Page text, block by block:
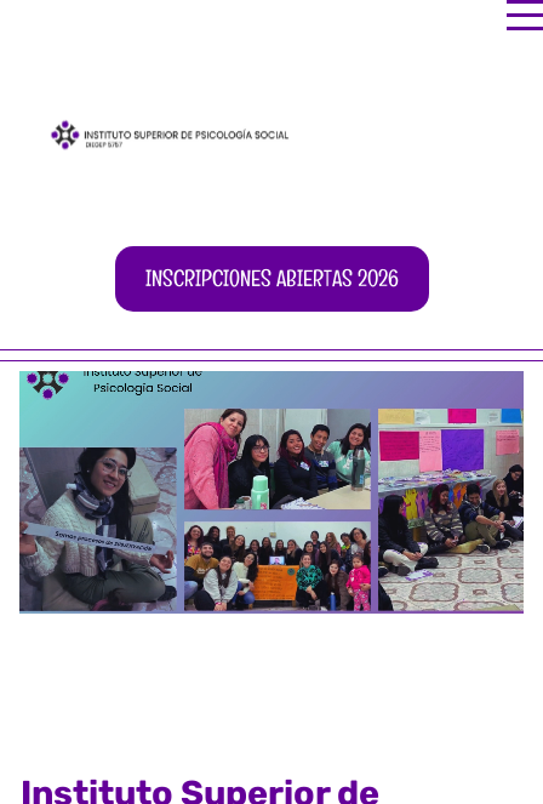
INSCRIPCIONES ABIERTAS 2026
Instituto Superior de